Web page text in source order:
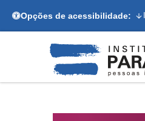
Opções de acessibilidade: